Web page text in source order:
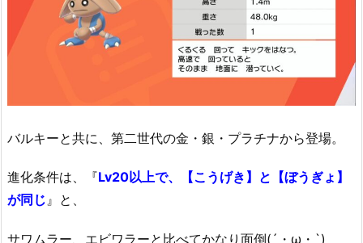
バルキーと共に、第二世代の金・銀・プラチナから登場。
進化条件は、『Lv20以上で、【こうげき】と【ぼうぎょ】
が同じ』と、
サワムラー、エビワラーと比べてかなり面倒(´・ω・`)